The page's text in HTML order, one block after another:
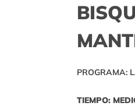
PROGRAMA:
TIEMPO: